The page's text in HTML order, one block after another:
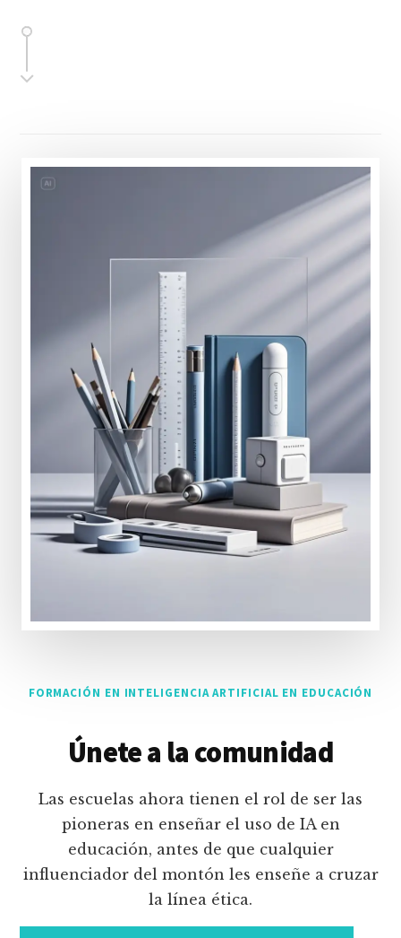
FORMACIÓN EN INTELIGENCIA ARTIFICIAL EN EDUCACIÓN
Únete a la comunidad
Las escuelas ahora tienen el rol de ser las
pioneras en enseñar el uso de IA en
educación, antes de que cualquier
influenciador del montón les enseñe a cruzar
la línea ética.